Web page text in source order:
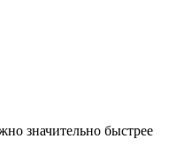
значительно быстрее